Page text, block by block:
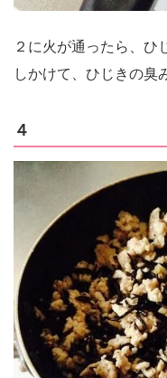
２に火が通ったら、ひ
しかけて、ひじきの臭
４